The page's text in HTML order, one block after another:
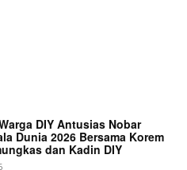
DIY Antusias Nobar
Dunia 2026 Bersama Korem
dan Kadin DIY